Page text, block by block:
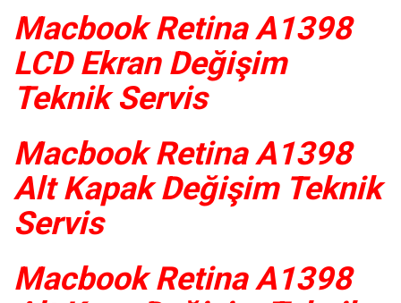
Macbook Retina A1398
LCD Ekran Değişim
Teknik Servis
Macbook Retina A1398
Alt Kapak Değişim Teknik
Servis
Macbook Retina A1398